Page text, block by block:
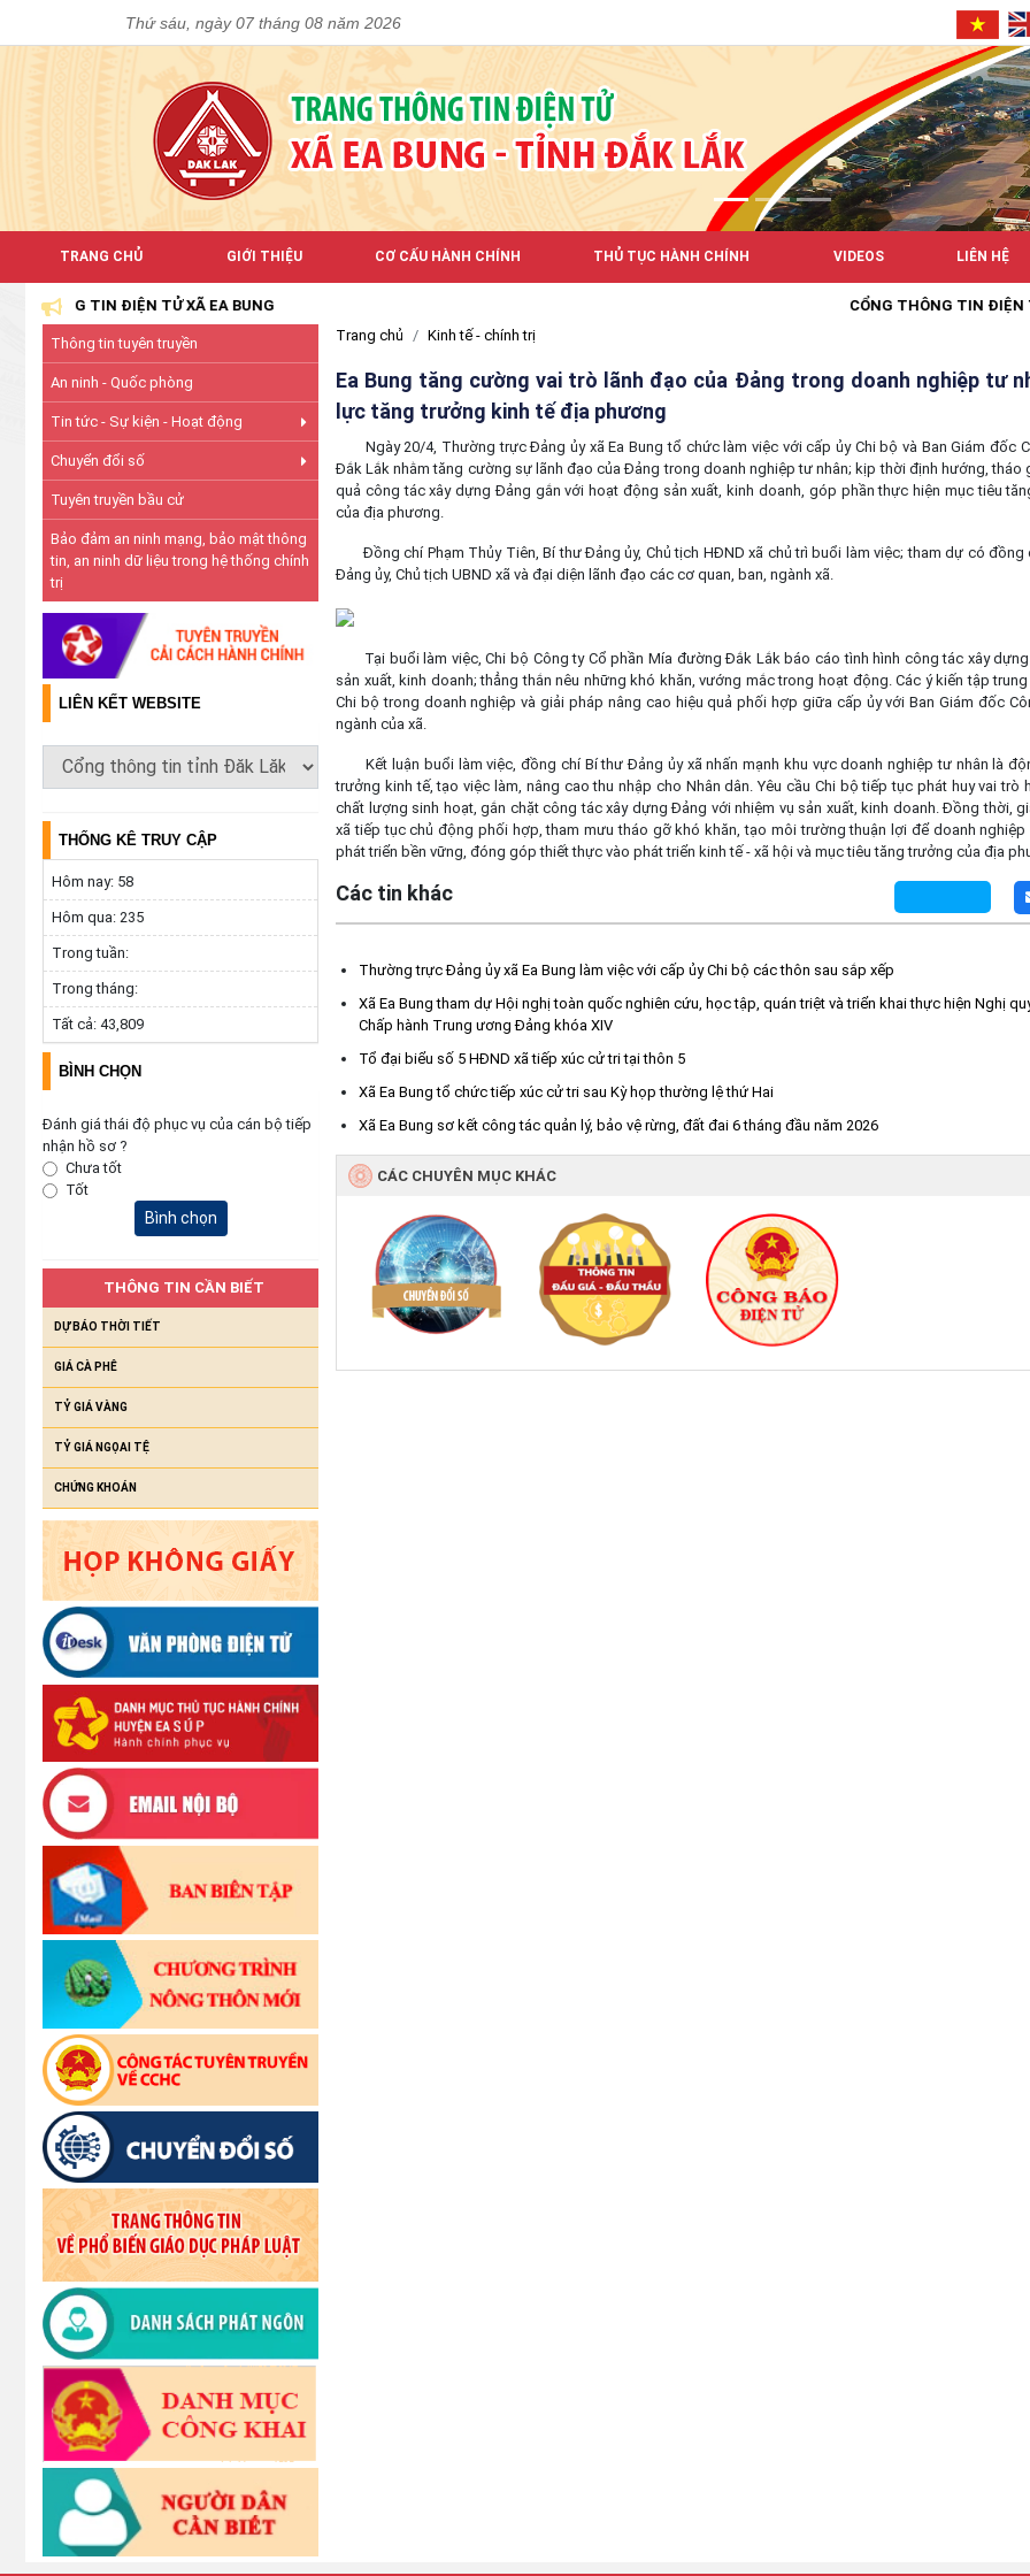
Thứ sáu, ngày 07 tháng 08 năm 2026
TRANG CHỦ GIỚI THIỆU CƠ CẤU HÀNH CHÍNH THỦ TỤC HÀNH CHÍNH VIDEOS LIÊN HỆ
TIN ĐIỆN TỬ XÃ EA BUNG CỔNG THÔNG TIN ĐIỆN TỬ XÃ
Thông tin tuyên truyền
An ninh - Quốc phòng
Tin tức - Sự kiện - Hoạt động
Chuyển đổi số
Tuyên truyền bầu cử
Bảo đảm an ninh mạng, bảo mật thông
tin, an ninh dữ liệu trong hệ thống chính
trị
LIÊN KẾT WEBSITE
THỐNG KÊ TRUY CẬP
Hôm nay: 58
Hôm qua: 235
Trong tuần:
Trong tháng:
Tất cả: 43,809
BÌNH CHỌN
Đánh giá thái độ phục vụ của cán bộ tiếp
nhận hồ sơ ?
Chưa tốt
Tốt
Bình chọn
THÔNG TIN CẦN BIẾT
DỰ BÁO THỜI TIẾT
GIÁ CÀ PHÊ
TỶ GIÁ VÀNG
TỶ GIÁ NGỌAI TỆ
CHỨNG KHOÁN
Trang chủ Kinh tế - chính trị
Ea Bung tăng cường vai trò lãnh đạo của Đảng trong doanh nghiệp tư
lực tăng trưởng kinh tế địa phương
Ngày 20/4, Thường trực Đảng ủy xã Ea Bung tổ chức làm việc với cấp ủy Chi bộ và Ban Giám đốc
Đắk Lắk nhằm tăng cường sự lãnh đạo của Đảng trong doanh nghiệp tư nhân; kịp thời định hướng, tháo
quả công tác xây dựng Đảng gắn với hoạt động sản xuất, kinh doanh, góp phần thực hiện mục tiêu
của địa phương.
Đồng chí Phạm Thủy Tiên, Bí thư Đảng ủy, Chủ tịch HĐND xã chủ trì buổi làm việc; tham dự có đồng
Đảng ủy, Chủ tịch UBND xã và đại diện lãnh đạo các cơ quan, ban, ngành xã.
Tại buổi làm việc, Chi bộ Công ty Cổ phần Mía đường Đắk Lắk báo cáo tình hình công tác xây
sản xuất, kinh doanh; thẳng thắn nêu những khó khăn, vướng mắc trong hoạt động. Các ý kiến tập
Chi bộ trong doanh nghiệp và giải pháp nâng cao hiệu quả phối hợp giữa cấp ủy với Ban Giám đốc
ngành của xã.
Kết luận buổi làm việc, đồng chí Bí thư Đảng ủy xã nhấn mạnh khu vực doanh nghiệp tư nhân là
trưởng kinh tế, tạo việc làm, nâng cao thu nhập cho Nhân dân. Yêu cầu Chi bộ tiếp tục phát huy vai trò
chất lượng sinh hoạt, gắn chặt công tác xây dựng Đảng với nhiệm vụ sản xuất, kinh doanh. Đồng thời,
xã tiếp tục chủ động phối hợp, tham mưu tháo gỡ khó khăn, tạo môi trường thuận lợi để doanh nghiệp
phát triển bền vững, đóng góp thiết thực vào phát triển kinh tế - xã hội và mục tiêu tăng trưởng của địa
Các tin khác
Thường trực Đảng ủy xã Ea Bung làm việc với cấp ủy Chi bộ các thôn sau sắp xếp
Xã Ea Bung tham dự Hội nghị toàn quốc nghiên cứu, học tập, quán triệt và triển khai thực hiện Nghị
Chấp hành Trung ương Đảng khóa XIV
Tổ đại biểu số 5 HĐND xã tiếp xúc cử tri tại thôn 5
Xã Ea Bung tổ chức tiếp xúc cử tri sau Kỳ họp thường lệ thứ Hai
Xã Ea Bung sơ kết công tác quản lý, bảo vệ rừng, đất đai 6 tháng đầu năm 2026
CÁC CHUYÊN MỤC KHÁC